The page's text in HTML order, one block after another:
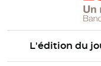
L'édition du